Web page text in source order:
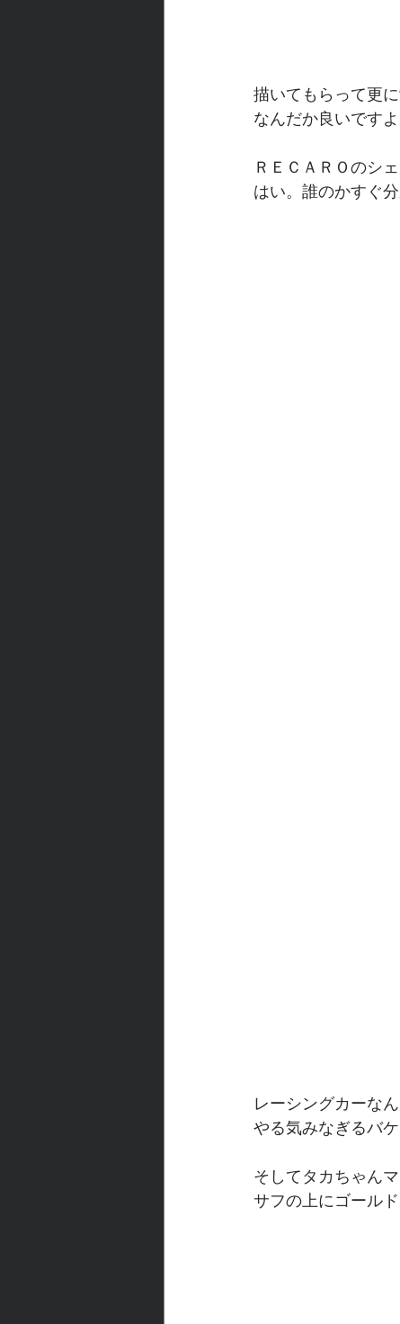
描いてもらって更
なんだか良いです
ＲＥＣＡＲＯのシ
はい。誰のかすぐ
レーシングカーな
やる気みなぎるバ
そしてタカちゃんマ
サフの上にゴール